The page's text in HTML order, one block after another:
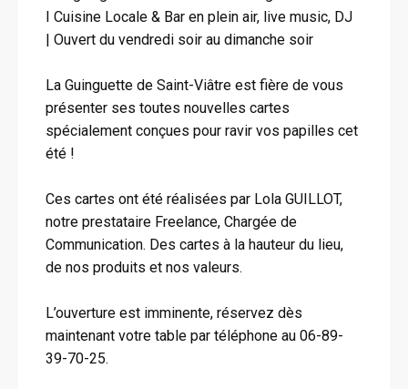
I Cuisine Locale & Bar en plein air, live music, DJ
| Ouvert du vendredi soir au dimanche soir
La Guinguette de Saint-Viâtre est fière de vous
présenter ses toutes nouvelles cartes
spécialement conçues pour ravir vos papilles cet
été !
Ces cartes ont été réalisées par Lola GUILLOT,
notre prestataire Freelance, Chargée de
Communication. Des cartes à la hauteur du lieu,
de nos produits et nos valeurs.
L’ouverture est imminente, réservez dès
maintenant votre table par téléphone au 06-89-
39-70-25.